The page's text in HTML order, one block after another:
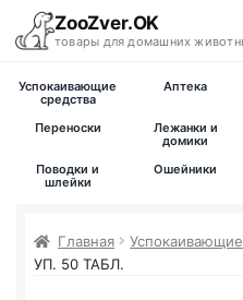
ZooZver.OK
товары для домашних
На главную
Вакансии
Успокаивающие
средства
Аптека
Переноски
Лежанки и
домики
Поводки и
шлейки
Ошейники
Главная
УП. 50 ТАБЛ.